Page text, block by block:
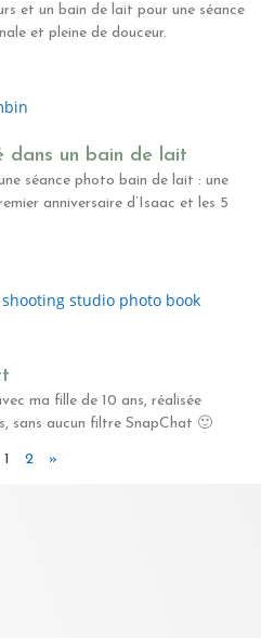
et un bain de lait pour une séance
et pleine de douceur.
dans un bain de lait
séance photo bain de lait : une
anniversaire d’Isaac et les 5
ma fille de 10 ans, réalisée
sans aucun filtre SnapChat 🙂
1 2 »